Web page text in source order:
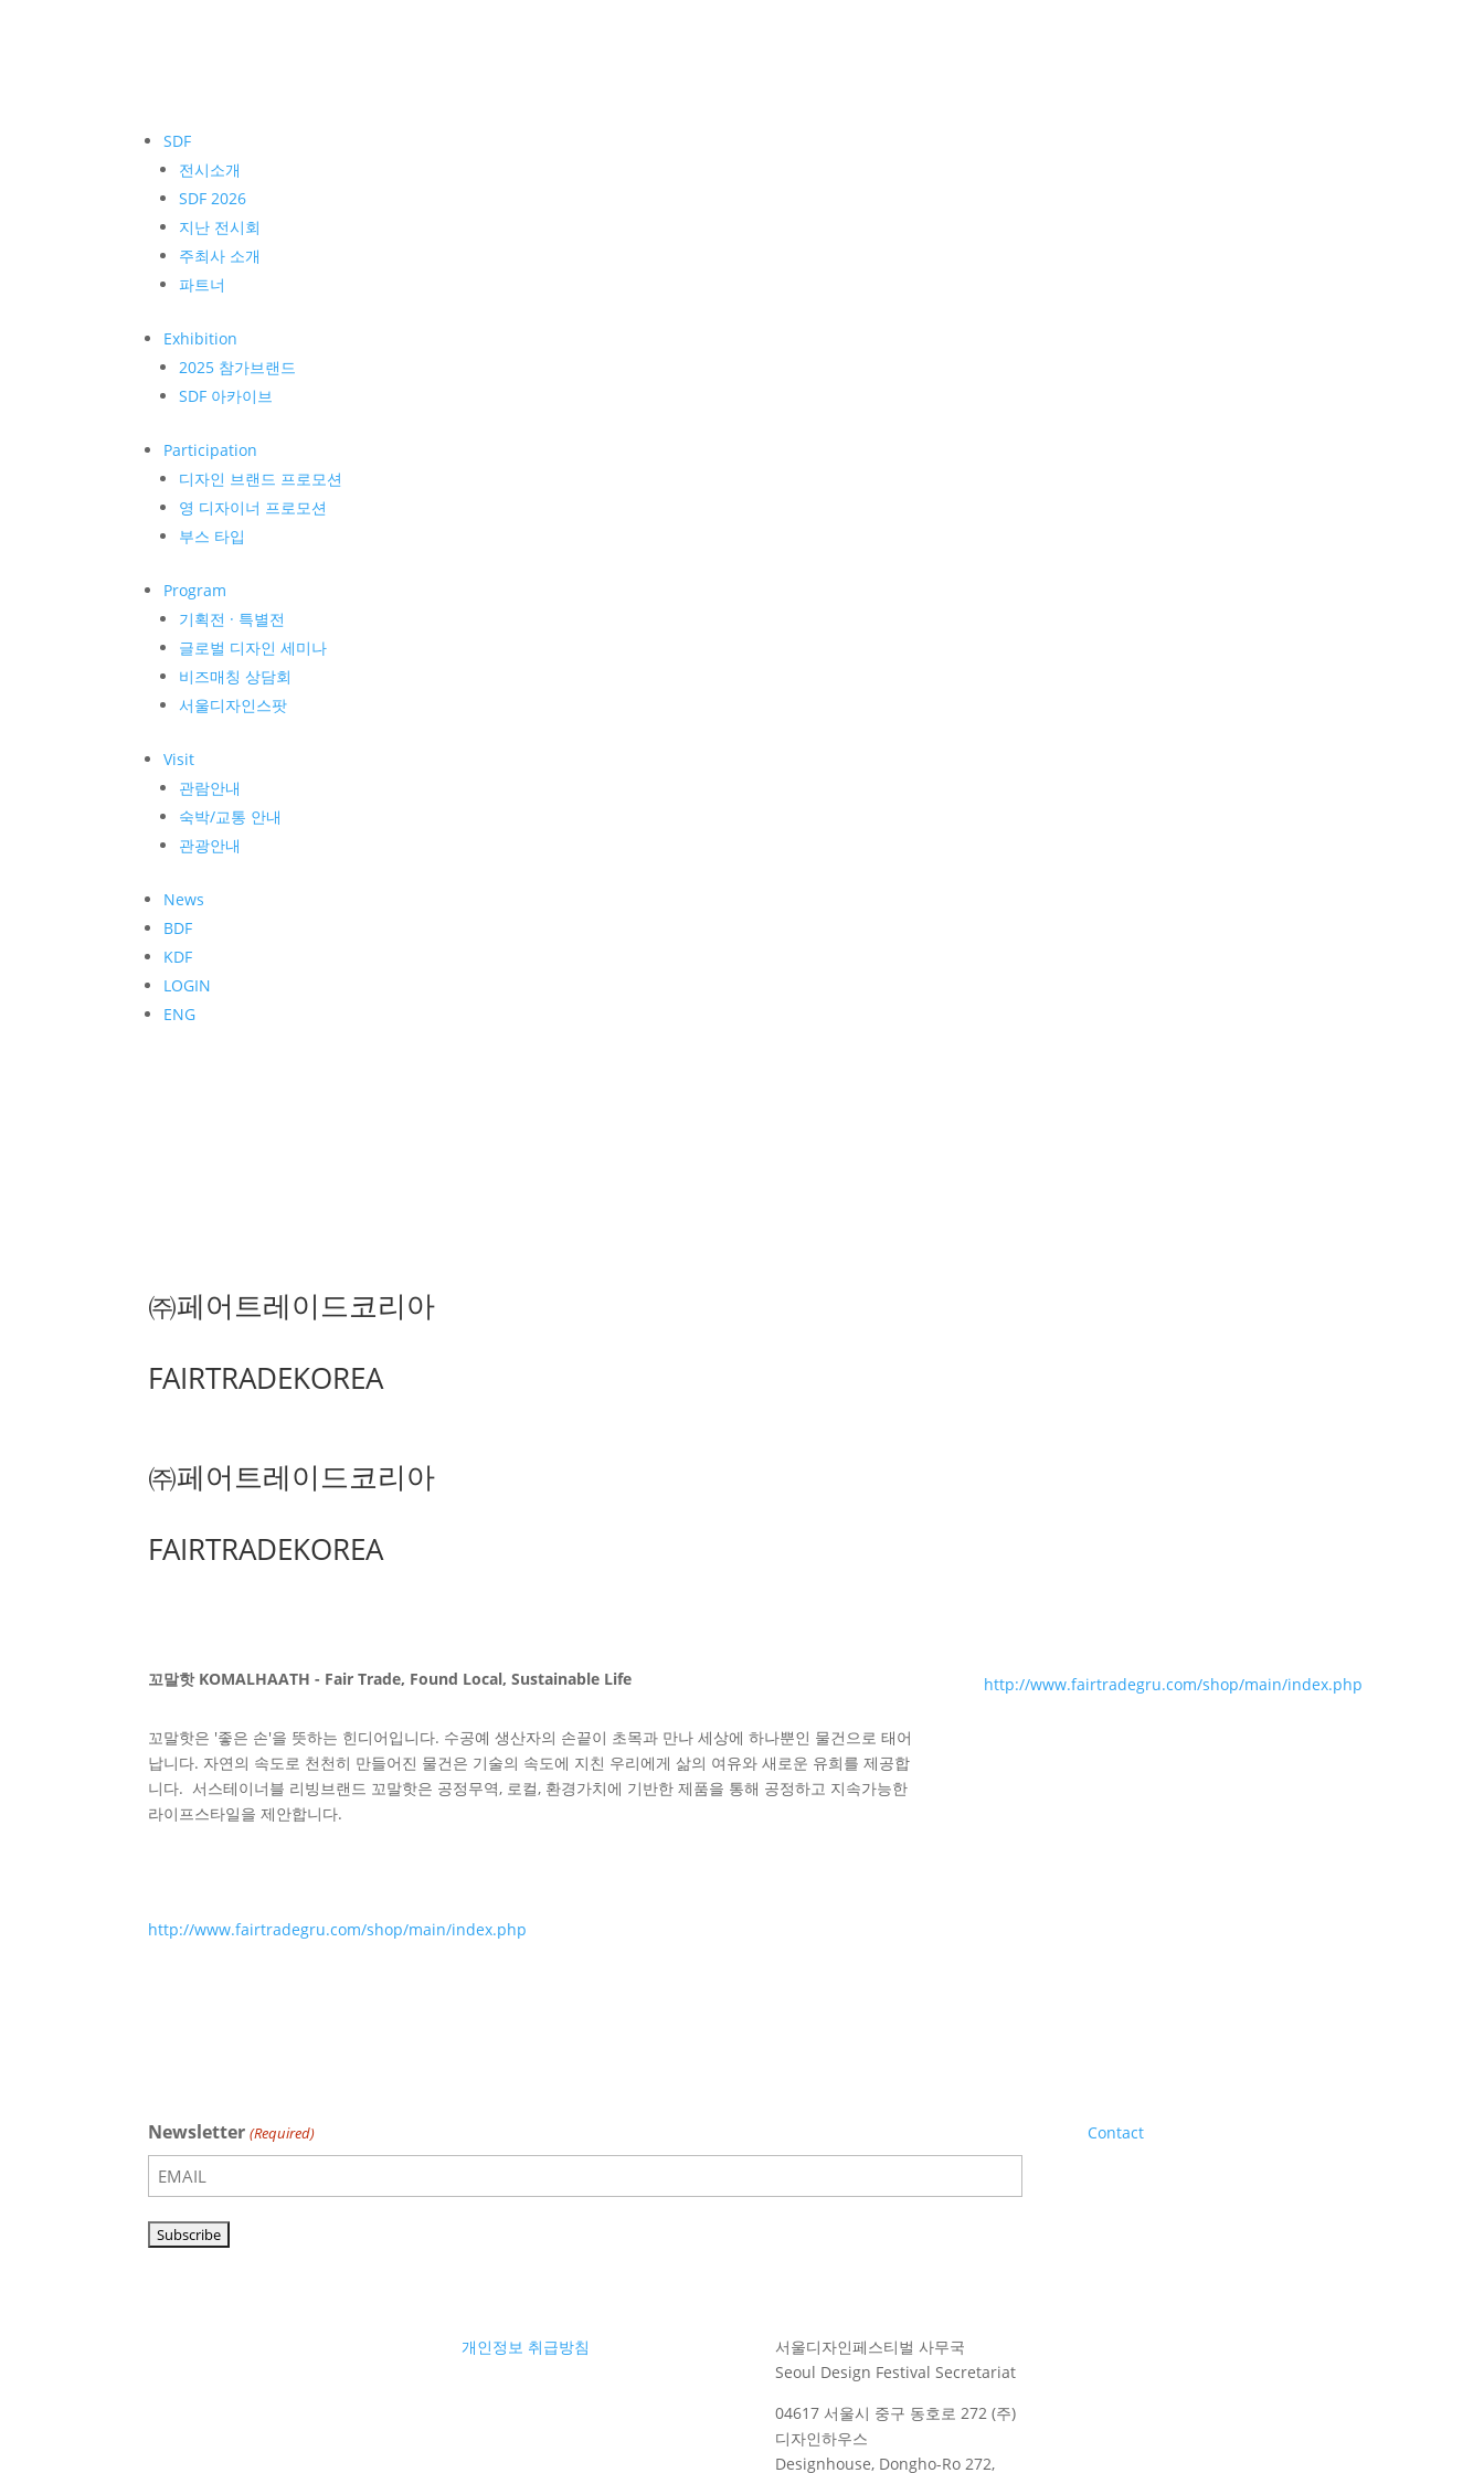
SDF
전시소개
SDF 2026
지난 전시회
주최사 소개
파트너
Exhibition
2025 참가브랜드
SDF 아카이브
Participation
디자인 브랜드 프로모션
영 디자이너 프로모션
부스 타입
Program
기획전 · 특별전
글로벌 디자인 세미나
비즈매칭 상담회
서울디자인스팟
Visit
관람안내
숙박/교통 안내
관광안내
News
BDF
KDF
LOGIN
ENG
㈜페어트레이드코리아
FAIRTRADEKOREA
㈜페어트레이드코리아
FAIRTRADEKOREA
꼬말핫 KOMALHAATH - Fair Trade, Found Local, Sustainable Life
꼬말핫은 '좋은 손'을 뜻하는 힌디어입니다. 수공예 생산자의 손끝이 초목과 만나 세상에 하나뿐인 물건으로 태어
납니다. 자연의 속도로 천천히 만들어진 물건은 기술의 속도에 지친 우리에게 삶의 여유와 새로운 유희를 제공합
니다. 서스테이너블 리빙브랜드 꼬말핫은 공정무역, 로컬, 환경가치에 기반한 제품을 통해 공정하고 지속가능한
라이프스타일을 제안합니다.
http://www.fairtradegru.com/shop/main/index.php
http://www.fairtradegru.com/shop/main/index.php
Newsletter (Required) Contact
개인정보 취급방침
서울디자인페스티벌 사무국
Seoul Design Festival Secretariat
04617 서울시 중구 동호로 272 (주)
디자인하우스
Designhouse, Dongho-Ro 272,